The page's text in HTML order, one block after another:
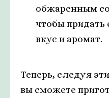
обжаренным
чтобы
вкус и аромат.
Теперь, следуя
вы сможете